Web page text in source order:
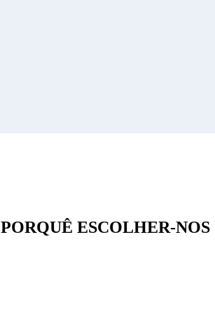
PORQUÊ ESCOLHER-NOS